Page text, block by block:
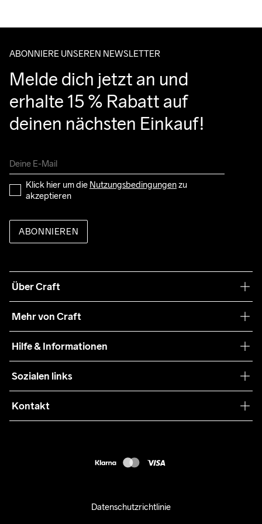
ABONNIERE UNSEREN NEWSLETTER
Melde dich jetzt an und
erhalte 15 % Rabatt auf
deinen nächsten Einkauf!
Klick hier um die Nutzungsbedingungen zu
akzeptieren
ABONNIEREN
Über Craft
Nachhaltigkeit
Mehr von Craft
Teamwear
Zusammenarbeit
Press
Hilfe & Informationen
Retouren
Kundendienst
Sozialen links
Kontakt
Datenschutzrichtlinie